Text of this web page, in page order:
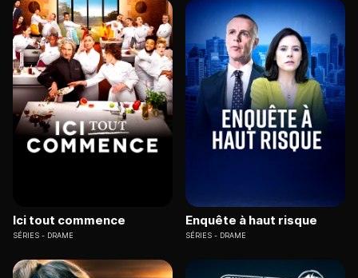
Ici tout commence
SÉRIES DRAME
Enquête à haut risque
SÉRIES DRAME